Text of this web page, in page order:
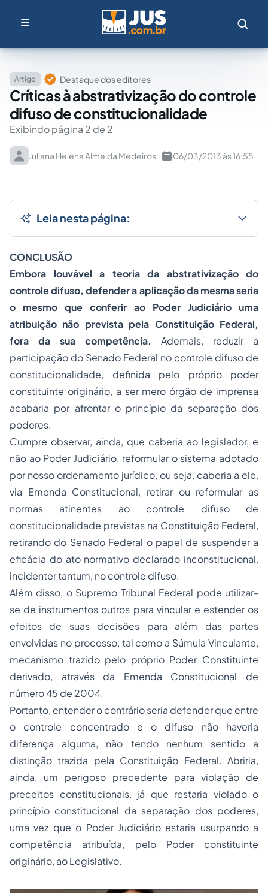
Artigo Destaque dos editores
Críticas à abstrativização do controle
difuso de constitucionalidade
Exibindo página 2 de 2
Juliana Helena Almeida Medeiros 06/03/2013 às 16:55
Leia nesta página:
CONCLUSÃO
Embora louvável a teoria da abstrativização do
controle difuso, defender a aplicação da mesma seria
o mesmo que conferir ao Poder Judiciário uma
atribuição não prevista pela Constituição Federal,
fora da sua competência. Ademais, reduzir a
participação do Senado Federal no controle difuso de
constitucionalidade, definida pelo próprio poder
constituinte originário, a ser mero órgão de imprensa
acabaria por afrontar o princípio da separaçãodos
poderes.
Cumpre observar, ainda, que caberia ao legislador, e
não ao Poder Judiciário, reformular o sistema adotado
por nosso ordenamento jurídico, ou seja, caberia a ele,
via Emenda Constitucional, retirar ou reformular as
normas atinentes ao controle difuso de
constitucionalidade previstas na Constituição Federal,
retirando do Senado Federal o papel de suspender a
eficácia do ato normativo declarado inconstitucional,
incidenter tantum, no controle difuso.
Além disso, o Supremo Tribunal Federal pode utilizar-
se de instrumentos outros para vincular e estender os
efeitos de suas decisões para além das partes
envolvidas no processo, tal como a Súmula Vinculante,
mecanismo trazido pelo próprio Poder Constituinte
derivado, através da Emenda Constitucional de
número 45 de 2004.
Portanto, entender o contrário seria defender que entre
o controle concentrado e o difuso não haveria
diferença alguma, não tendo nenhum sentido a
distinção trazida pela Constituição Federal. Abriria,
ainda, um perigoso precedente para violação de
preceitos constitucionais, já que restaria violado o
princípio constitucional da separação dos poderes,
uma vez que o Poder Judiciário estaria usurpando a
competência atribuída, pelo Poder constituinte
originário, ao Legislativo.